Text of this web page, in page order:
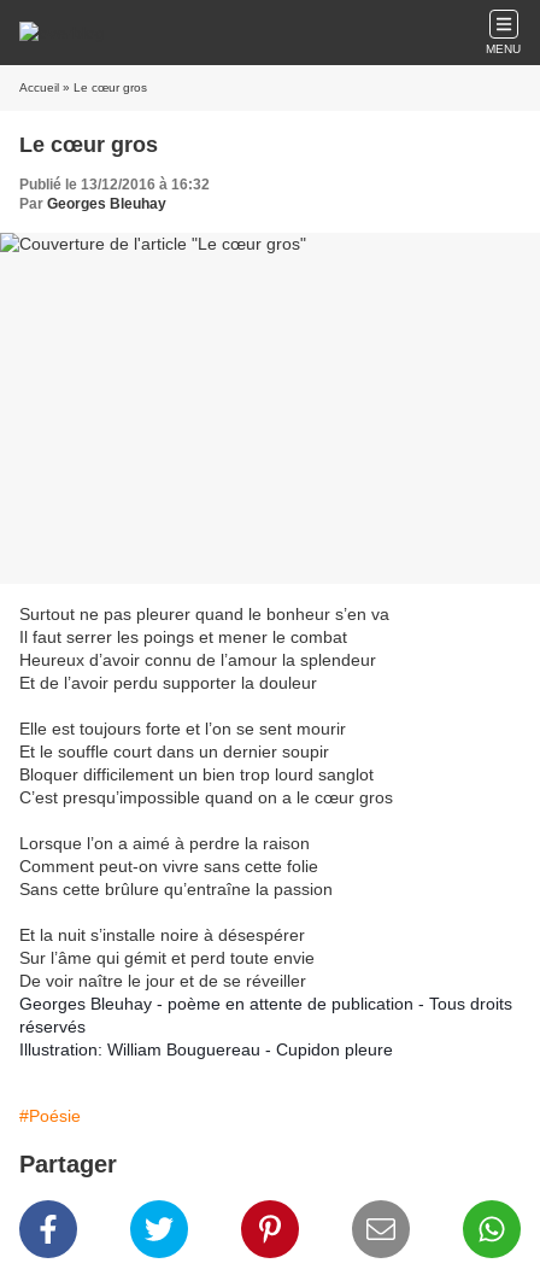
MENU
Accueil » Le cœur gros
Le cœur gros
Publié le 13/12/2016 à 16:32
Par Georges Bleuhay
Surtout ne pas pleurer quand le bonheur s’en va
Il faut serrer les poings et mener le combat
Heureux d’avoir connu de l’amour la splendeur
Et de l’avoir perdu supporter la douleur
Elle est toujours forte et l’on se sent mourir
Et le souffle court dans un dernier soupir
Bloquer difficilement un bien trop lourd sanglot
C’est presqu’impossible quand on a le cœur gros
Lorsque l’on a aimé à perdre la raison
Comment peut-on vivre sans cette folie
Sans cette brûlure qu’entraîne la passion
Et la nuit s’installe noire à désespérer
Sur l’âme qui gémit et perd toute envie
De voir naître le jour et de se réveiller
Georges Bleuhay - poème en attente de publication - Tous droits
réservés
Illustration: William Bouguereau - Cupidon pleure
#Poésie
Partager